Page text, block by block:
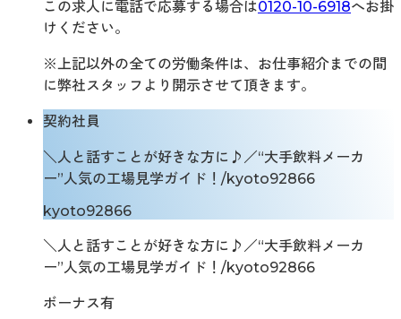
この求人に電話で応募する場合は0120-10-6918へお掛
けください。
※上記以外の全ての労働条件は、お仕事紹介までの間
に弊社スタッフより開示させて頂きます。
契約社員
＼人と話すことが好きな方に♪／“大手飲料メーカ
ー”人気の工場見学ガイド！/kyoto92866
kyoto92866
＼人と話すことが好きな方に♪／“大手飲料メーカ
ー”人気の工場見学ガイド！/kyoto92866
ボーナス有